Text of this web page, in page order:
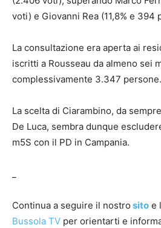
voti) e Giovanni Rea (11,8% e 394
La consultazione era aperta ai
iscritti a Rousseau da almeno sei
complessivamente 3.347 persone.
La scelta di Ciarambino, da
De Luca, sembra dunque
m5S con il PD in Campania.
Continua a seguire il nostro sito e
Bussola TV per orientarti e